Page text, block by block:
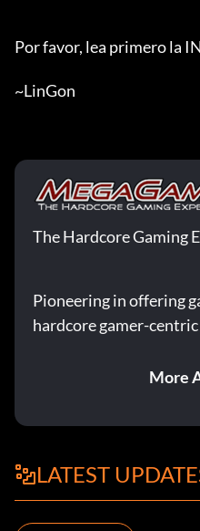
Por favor, lea primero la
~LinGon
The Hardcore Gaming
Pioneering in offering
hardcore gamer-
More
LATEST